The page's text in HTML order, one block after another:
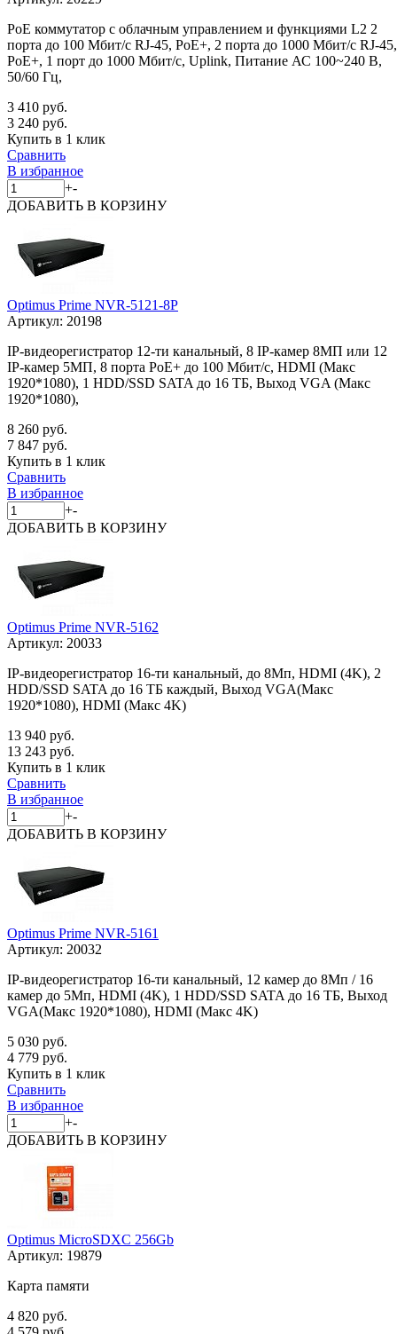
PoE коммутатор с облачным управлением и функциями L2 2
порта до 100 Мбит/с RJ-45, PoE+, 2 порта до 1000 Мбит/с RJ-45,
PoE+, 1 порт до 1000 Мбит/с, Uplink, Питание АС 100~240 В,
50/60 Гц,
3 410 руб.
3 240 руб.
Купить в 1 клик
Сравнить
В избранное
+-
ДОБАВИТЬ В КОРЗИНУ
Optimus Prime NVR-5121-8P
Артикул: 20198
IP-видеорегистратор 12-ти канальный, 8 IP-камер 8МП или 12
IP-камер 5МП, 8 порта PoE+ до 100 Мбит/с, HDMI (Макс
1920*1080), 1 HDD/SSD SATA до 16 ТБ, Выход VGA (Макс
1920*1080),
8 260 руб.
7 847 руб.
Купить в 1 клик
Сравнить
В избранное
+-
ДОБАВИТЬ В КОРЗИНУ
Optimus Prime NVR-5162
Артикул: 20033
IP-видеорегистратор 16-ти канальный, до 8Мп, HDMI (4K), 2
HDD/SSD SATA до 16 ТБ каждый, Выход VGA(Макс
1920*1080), HDMI (Макс 4K)
13 940 руб.
13 243 руб.
Купить в 1 клик
Сравнить
В избранное
+-
ДОБАВИТЬ В КОРЗИНУ
Optimus Prime NVR-5161
Артикул: 20032
IP-видеорегистратор 16-ти канальный, 12 камер до 8Мп / 16
камер до 5Мп, HDMI (4K), 1 HDD/SSD SATA до 16 ТБ, Выход
VGA(Макс 1920*1080), HDMI (Макс 4K)
5 030 руб.
4 779 руб.
Купить в 1 клик
Сравнить
В избранное
+-
ДОБАВИТЬ В КОРЗИНУ
Optimus MicroSDXC 256Gb
Артикул: 19879
Карта памяти
4 820 руб.